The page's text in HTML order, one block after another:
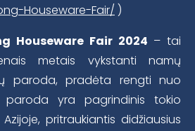
Houseware-Fair/ )
Houseware Fair 2024 – tai
metais vykstanti namų
paroda, pradėta rengti nuo
paroda yra pagrindinis tokio
pritraukiantis didžiausius